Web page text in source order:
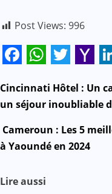
Post Views: 996
N
v
Cincinnati Hôtel : Un
un séjour inoubliable
Cameroun : Les 5
à Yaoundé en 2024
Lire aussi